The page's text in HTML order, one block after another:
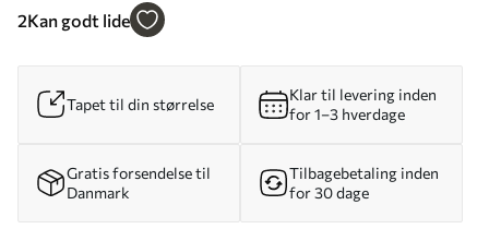
2Kan godt lide
Tapet til din størrelse
Klar til levering inden
for 1–3 hverdage
Gratis forsendelse til
Danmark
Tilbagebetaling inden
for 30 dage